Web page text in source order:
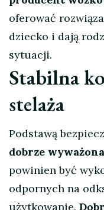
oferować
dziecko i dają
sytuacji.
Stabilna
stelaża
Podstawą
dobrze
powinien być
odpornych na
użytkowanie.